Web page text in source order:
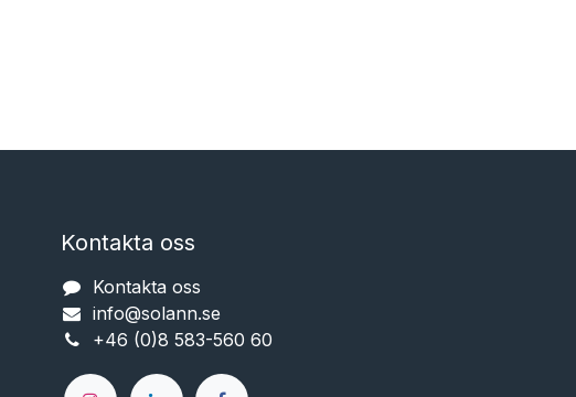
Kontakta oss
Kontakta oss
info@solann.se​​​​​​
+46 (0)8 583-560 60